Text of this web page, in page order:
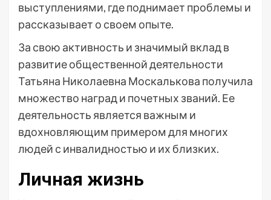
выступлениями, где поднимает проблемы и
рассказывает о своем опыте.
За свою активность и значимый вклад в
развитие общественной деятельности
Татьяна Николаевна Москалькова получила
множество наград и почетных званий. Ее
деятельность является важным и
вдохновляющим примером для многих
людей с инвалидностью и их близких.
Личная жизнь